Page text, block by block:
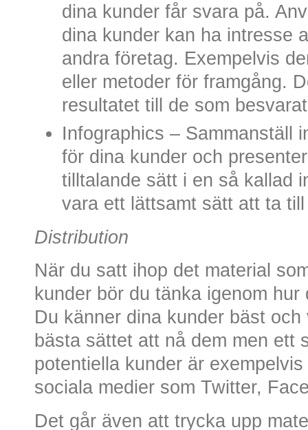
dina kunder får svara på.
dina kunder kan ha intresse
andra företag. Exempelvis
eller metoder för framgång.
resultatet till de som
Infographics – Sammanställ
för dina kunder och
tilltalande sätt i en så kallad
vara ett lättsamt sätt att ta
Distribution
När du satt ihop det material
kunder bör du tänka igenom
Du känner dina kunder bäst
bästa sättet att nå dem men ett
potentiella kunder är
sociala medier som Twitter,
Det går även att trycka upp